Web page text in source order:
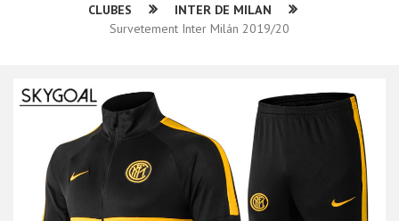
CLUBES
INTER DE MILAN
Survetement Inter Milán 2019/20